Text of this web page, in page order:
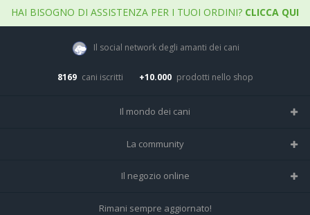
HAI BISOGNO DI ASSISTENZA PER I TUOI ORDINI? CLICCA QUI
Il social network degli amanti dei cani
8169 cani iscritti +10.000 prodotti nello shop
Il mondo dei cani
Tutte le razze
La community
Home
Il negozio online
Negozio per cani
Rimani sempre aggiornato!